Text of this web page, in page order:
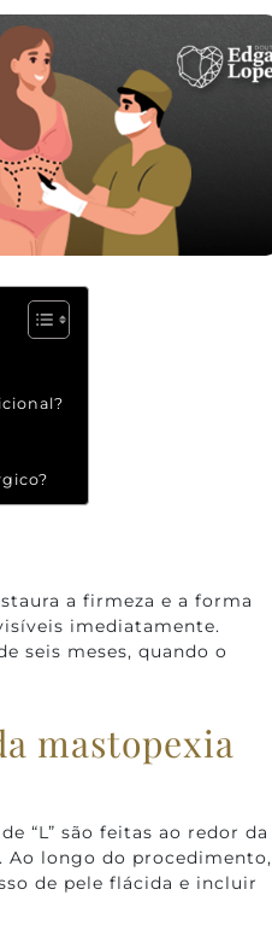
a firmeza e a forma
imediatamente.
seis meses, quando o
mastopexia
“L” são feitas ao redor da
Ao longo do procedimento,
de pele flácida e incluir